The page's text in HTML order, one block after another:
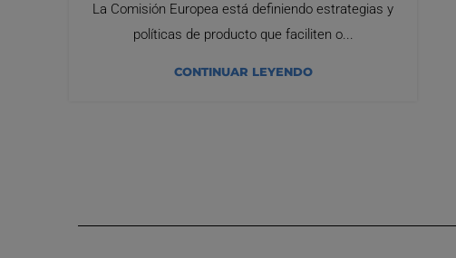
La Comisión Europea está definiendo estrategias y
políticas de producto que faciliten o...
CONTINUAR LEYENDO